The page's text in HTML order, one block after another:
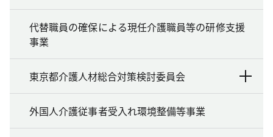
代替職員の確保による現任介護職員等の研修支援
事業
東京都介護人材総合対策検討委員会
外国人介護従事者受入れ環境整備等事業